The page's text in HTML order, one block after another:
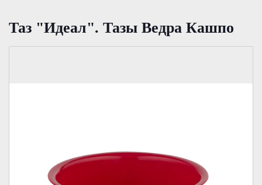
Таз "Идеал". Тазы Ведра Кашпо